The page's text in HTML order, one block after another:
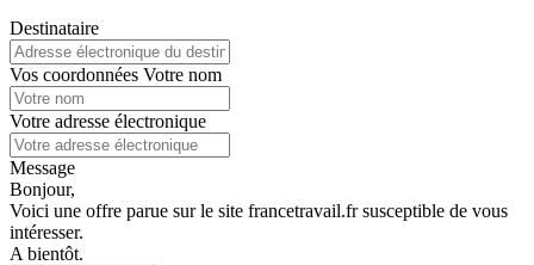
Destinataire
Vos coordonnées Votre nom
Votre adresse électronique
Message
Bonjour,
Voici une offre parue sur le site francetravail.fr susceptible de vous
intéresser.
A bientôt.